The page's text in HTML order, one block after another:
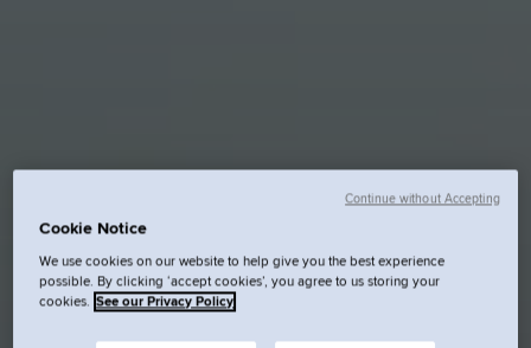
Cookie Notice
We use cookies on our website to help give you the best experience
possible. By clicking ‘accept cookies’, you agree to us storing your
cookies. See our Privacy Policy
Continue without Accepting